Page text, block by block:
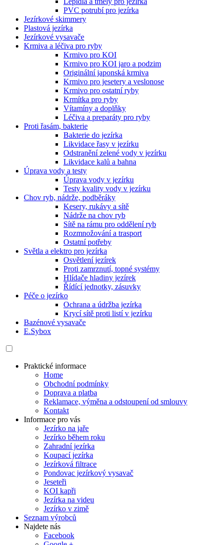
PVC potrubí pro jezírka
Jezírkové skimmery
Plastová jezírka
Jezírkové vysavače
Krmiva a léčiva pro ryby
Krmivo pro KOI
Krmivo pro KOI jaro a podzim
Originální japonská krmiva
Krmivo pro jesetery a veslonose
Krmivo pro ostatní ryby
Krmítka pro ryby
Vítamíny a doplňky
Léčiva a preparáty pro ryby
Proti řasám, bakterie
Bakterie do jezírka
Likvidace řasy v jezírku
Odstranění zelené vody v jezírku
Likvidace kalů a bahna
Úprava vody a testy
Úprava vody v jezírku
Testy kvality vody v jezírku
Chov ryb, nádrže, podběráky
Kesery, rukávy a sítě
Nádrže na chov ryb
Sítě na rámu pro oddělení ryb
Rozmnožování a trasport
Ostatní potřeby
Světla a elektro pro jezírka
Osvětlení jezírek
Proti zamrznutí, topné systémy
Hlídače hladiny jezírek
Řídící jednotky, zásuvky
Péče o jezírko
Ochrana a údržba jezírka
Krycí sítě proti listí v jezírku
Bazénové vysavače
E.Sybox
Praktické informace
Home
Obchodní podmínky
Doprava a platba
Reklamace, výměna a odstoupení od smlouvy
Kontakt
Informace pro vás
Jezírko na jaře
Jezírko během roku
Zahradní jezírka
Koupací jezírka
Jezírková filtrace
Pondovac jezírkový vysavač
Jeseteři
KOI kapři
Jezírka na videu
Jezírko v zimě
Seznam výrobců
Najdete nás
Facebook